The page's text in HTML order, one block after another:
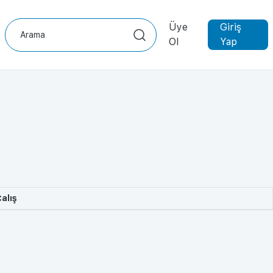
Üye
Ol
Giriş
Yap